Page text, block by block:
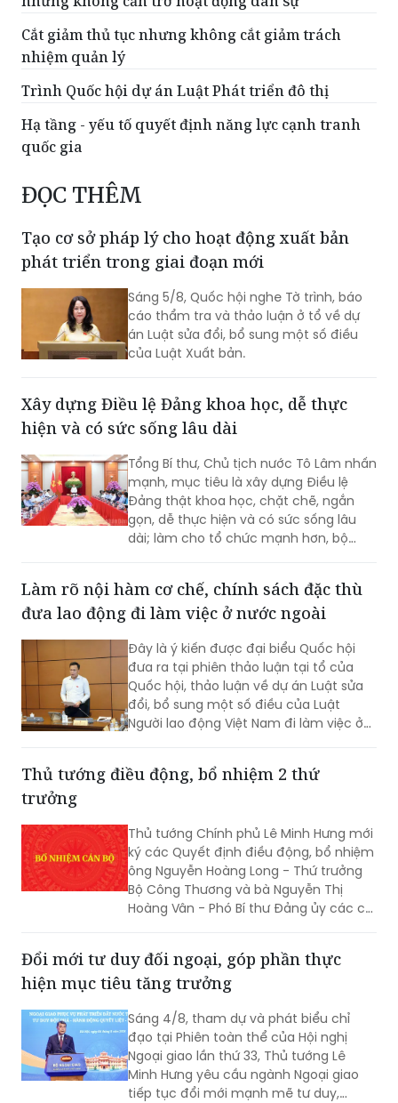
Cắt giảm thủ tục nhưng không cắt giảm trách
nhiệm quản lý
Trình Quốc hội dự án Luật Phát triển đô thị
Hạ tầng - yếu tố quyết định năng lực cạnh tranh
quốc gia
ĐỌC THÊM
Tạo cơ sở pháp lý cho hoạt động xuất bản
phát triển trong giai đoạn mới
Sáng 5/8, Quốc hội nghe Tờ trình, báo
cáo thẩm tra và thảo luận ở tổ về dự
án Luật sửa đổi, bổ sung một số điều
của Luật Xuất bản.
Xây dựng Điều lệ Đảng khoa học, dễ thực
hiện và có sức sống lâu dài
Tổng Bí thư, Chủ tịch nước Tô Lâm nhấn
mạnh, mục tiêu là xây dựng Điều lệ
Đảng thật khoa học, chặt chẽ, ngắn
gọn, dễ thực hiện và có sức sống lâu
dài; làm cho tổ chức mạnh hơn, bộ
lượng đảng viên và tổ chức cơ sở đảng
cao hơn...
Làm rõ nội hàm cơ chế, chính sách đặc thù
đưa lao động đi làm việc ở nước ngoài
Đây là ý kiến được đại biểu Quốc hội
đưa ra tại phiên thảo luận tại tổ của
Quốc hội, thảo luận về dự án Luật sửa
đổi, bổ sung một số điều của Luật
Người lao động Việt Nam đi làm việc ở
Thủ tướng điều động, bổ nhiệm 2 thứ
trưởng
Thủ tướng Chính phủ Lê Minh Hưng mới
ký các Quyết định điều động, bổ nhiệm
ông Nguyễn Hoàng Long - Thứ trưởng
Bộ Công Thương và bà Nguyễn Thị
Hoàng Vân - Phó Bí thư Đảng ủy các cơ
Đổi mới tư duy đối ngoại, góp phần thực
hiện mục tiêu tăng trưởng
Sáng 4/8, tham dự và phát biểu chỉ
đạo tại Phiên toàn thể của Hội nghị
Ngoại giao lần thứ 33, Thủ tướng Lê
Minh Hưng yêu cầu ngành Ngoại giao
tiếp tục đổi mới mạnh mẽ tư duy,